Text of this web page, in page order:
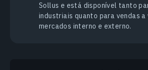
Sollus e está disponível tanto
industriais quanto para vendas a
mercados interno e externo.